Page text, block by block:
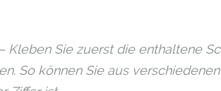
Kleben Sie zuerst die enthaltene
So können Sie aus